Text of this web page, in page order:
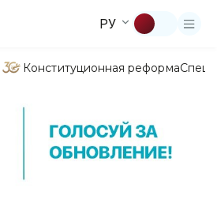
РУ
Конституционная реформа